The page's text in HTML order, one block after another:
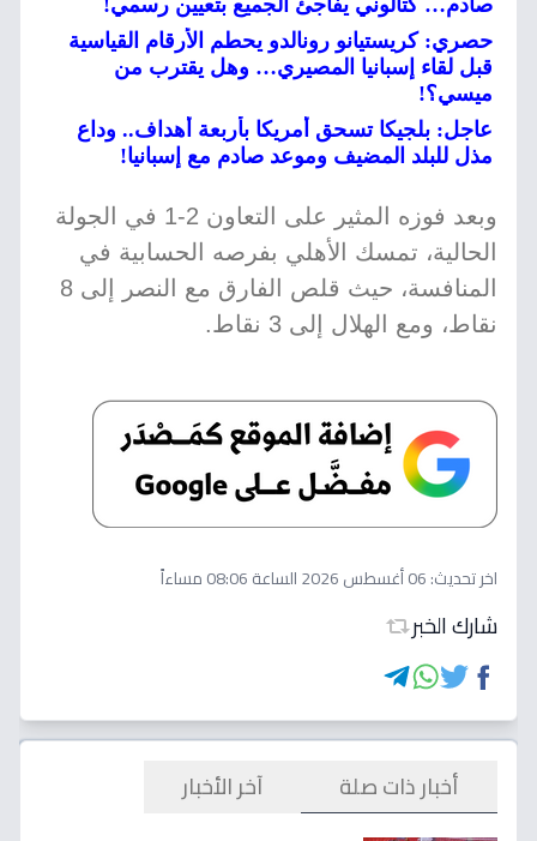
صادم… كتالوني يفاجئ الجميع بتعيين رسمي!
حصري: كريستيانو رونالدو يحطم الأرقام القياسية
قبل لقاء إسبانيا المصيري… وهل يقترب من
ميسي؟!
عاجل: بلجيكا تسحق أمريكا بأربعة أهداف.. وداع
مذل للبلد المضيف وموعد صادم مع إسبانيا!
وبعد فوزه المثير على التعاون 2-1 في الجولة
الحالية، تمسك الأهلي بفرصه الحسابية في
المنافسة، حيث قلص الفارق مع النصر إلى 8
نقاط، ومع الهلال إلى 3 نقاط.
اخر تحديث:06 أغسطس 2026 الساعة 08:06 مساءاً
شارك الخبر
أخبار ذات صلة آخر الأخبار